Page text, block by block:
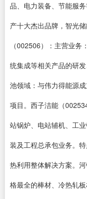
品、电力装备、节能服
产十大杰出品牌，智光
（002506）：主营业
统集成等相关产品的研
池领域：与伟力得能源
项目。西子洁能（
站锅炉、电站辅机、工
装及工程总承包业务。
热利用整体解决方案。
格最全的棒材、冷热轧